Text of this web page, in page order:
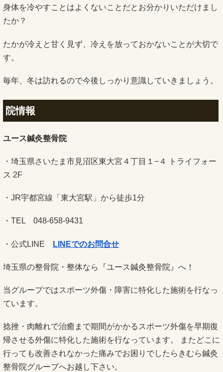
身体を冷やすことはよくないことだとお分かりいただけまし
たか？
たかが冷えと甘く見ず、冷えを放っておかないことが大切で
す。
毎年、冬は訪れるので今後しっかり意識していきましょう。
院情報
ユース鍼灸整骨院
・埼玉県さいたま市見沼区東大宮４丁目１−４ トライフォー
ス 2F
・JR宇都宮線「東大宮駅」から徒歩1分
・TEL 048-658-9431
・公式LINE LINEでのお問合せ
埼玉県の整骨院・整体なら『ユース鍼灸整骨院』へ！
当グループではスポーツ外傷・障害に特化した施術を行なっ
ています。
捻挫・肉離れで治癒まで期間がかかるスポーツ外傷を早期復
帰させる外傷に特化した施術を行なっています。 またどこに
行っても改善されなかった痛みでお困りでしたらきむら鍼灸
整骨院グループへお越し下さい。